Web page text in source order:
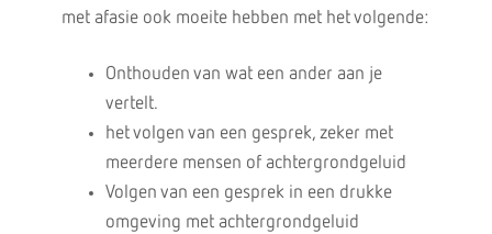
met afasie ook moeite hebben met het volgende:
Onthouden van wat een ander aan je
vertelt.
het volgen van een gesprek, zeker met
meerdere mensen of achtergrondgeluid
Volgen van een gesprek in een drukke
omgeving met achtergrondgeluid